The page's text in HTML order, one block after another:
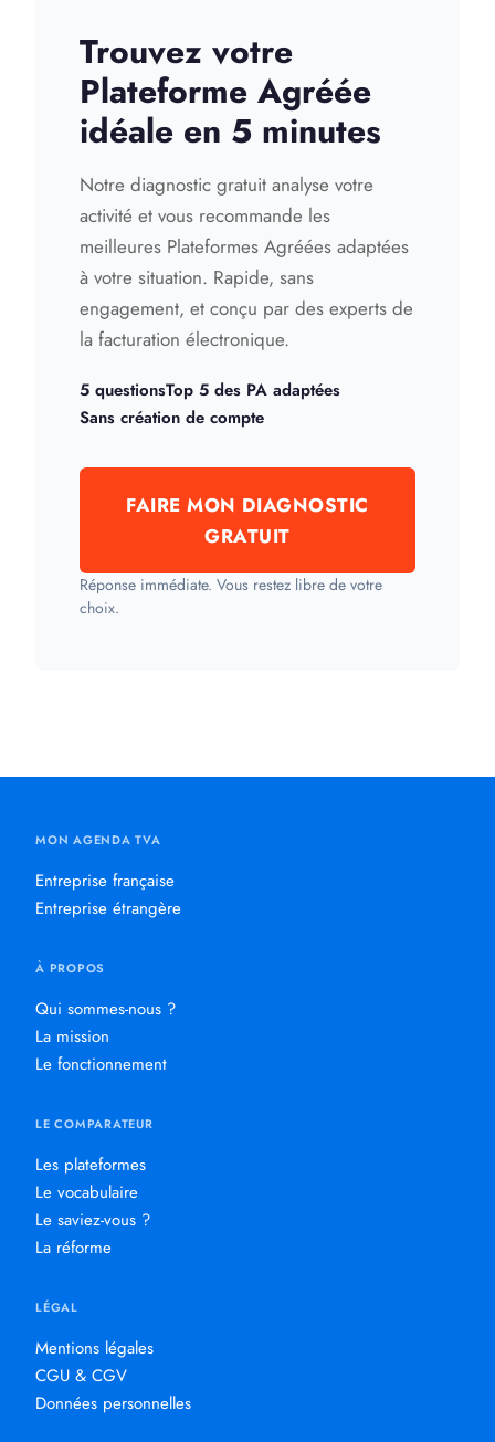
Trouvez votre
Plateforme Agréée
idéale en 5 minutes
Notre diagnostic gratuit analyse votre
activité et vous recommande les
meilleures Plateformes Agréées adaptées
à votre situation. Rapide, sans
engagement, et conçu par des experts de
la facturation électronique.
5 questionsTop 5 des PA adaptées
Sans création de compte
FAIRE MON DIAGNOSTIC
GRATUIT
Réponse immédiate. Vous restez libre de votre
choix.
MON AGENDA TVA
Entreprise française
Entreprise étrangère
À PROPOS
Qui sommes-nous ?
La mission
Le fonctionnement
LE COMPARATEUR
Les plateformes
Le vocabulaire
Le saviez-vous ?
La réforme
LÉGAL
Mentions légales
CGU & CGV
Données personnelles